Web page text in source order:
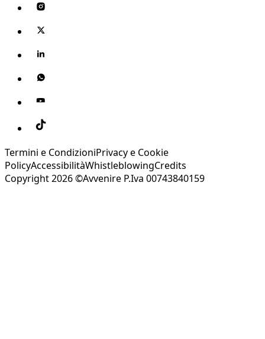
Termini e CondizioniPrivacy e Cookie
PolicyAccessibilitàWhistleblowingCredits
Copyright 2026 ©Avvenire P.Iva 00743840159